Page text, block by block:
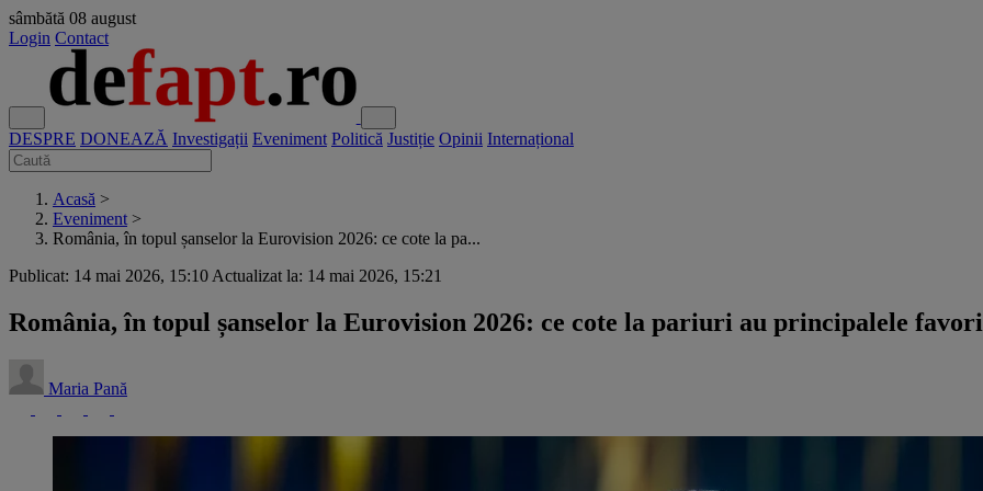
sâmbătă 08 august
Login Contact
DESPRE DONEAZĂ Investigații Eveniment Politică Justiție Opinii Internațional
Acasă >
Eveniment >
România, în topul șanselor la Eurovision 2026: ce cote la pa...
Publicat: 14 mai 2026, 15:10 Actualizat la: 14 mai 2026, 15:21
România, în topul șanselor la Eurovision 2026: ce cote la pariuri au principalele
Maria Pană